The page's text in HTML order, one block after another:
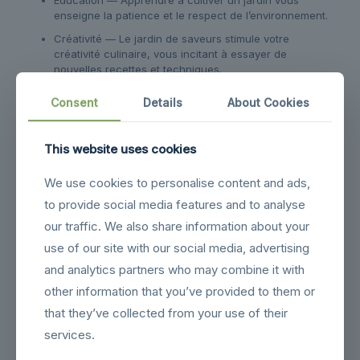
enseigne la patience et le respect de l’environnement.
Créativité — Le jardin de saveurs stimule votre
créativité culinaire, vous incitant à essayer de
nouvelles recettes et techniques.
Ces avantages créent un cercle vertueux où la qualité des
Confiance et sécurité
dans le jardin de saveurs
Avoir confiance en la qualité de votre jardin de saveurs est
fondamental. Cela passe par une connaissance
approfondie des méthodes de culture et des traitements
éventuels des plantes. Opter pour des pratiques de
jardinage biologique garantit que vous n’utilisez pas de
santé mais également celle de l’environnement. De plus,
intégrer des techniques de permaculture permet de créer
Consent Details About Cookies
This website uses cookies
We use cookies to personalise content and ads,
to provide social media features and to analyse
our traffic. We also share information about your
use of our site with our social media, advertising
and analytics partners who may combine it with
other information that you’ve provided to them or
that they’ve collected from your use of their
services.